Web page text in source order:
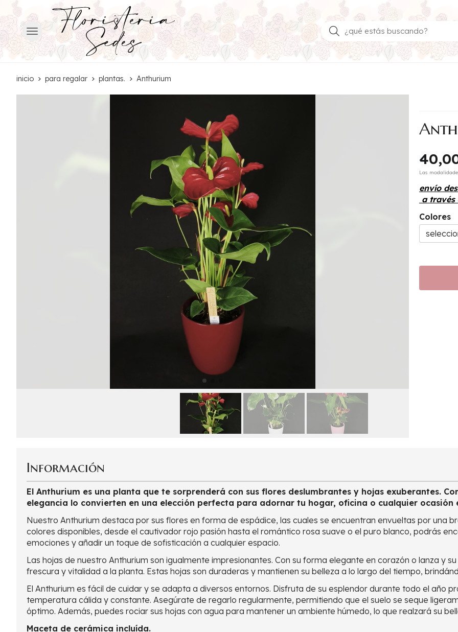
Buscar
inicio para regalar plantas. Anthurium
Las
envío
a través
Colores
Información
El Anthurium es una planta que te sorprenderá con sus flores deslumbrantes y hojas exuberantes.
elegancia lo convierten en una elección perfecta para adornar tu hogar, oficina o cualquier ocasión
Nuestro Anthurium destaca por sus flores en forma de espádice, las cuales se encuentran envueltas por una
colores disponibles, desde el cautivador rojo pasión hasta el romántico rosa suave o el puro blanco, podrás
emociones y añadir un toque de sofisticación a cualquier espacio.
Las hojas de nuestro Anthurium son igualmente impresionantes. Con su forma elegante en corazón o lanza y
frescura y vitalidad a la planta. Estas hojas son duraderas y mantienen su belleza a lo largo del tiempo,
El Anthurium es fácil de cuidar y se adapta a diversos entornos. Disfruta de su esplendor durante todo el año
temperatura cálida y constante. Asegúrate de regarlo regularmente, permitiendo que el suelo se seque
óptimo. Además, puedes rociar sus hojas con agua para mantener un ambiente húmedo, lo que realzará su
Maceta de cerámica incluída.